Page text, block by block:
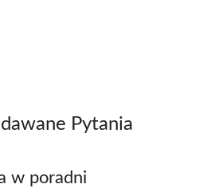
Pytania
w poradni